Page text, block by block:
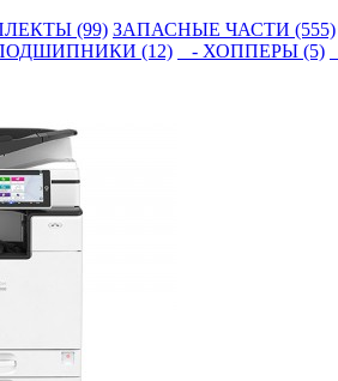
(99) ЗАПАСНЫЕ ЧАСТИ (555)
(12) - ХОППЕРЫ (5)